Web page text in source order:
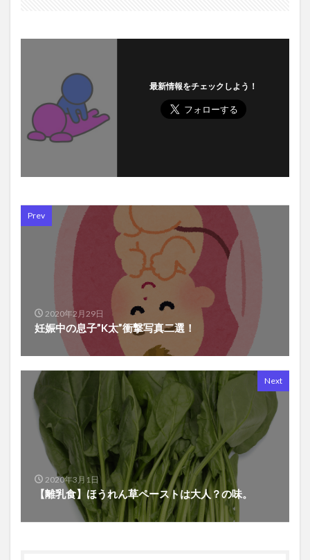
最新情報をチェックしよう！
Prev
2020年2月29日
妊娠中の息子”K太”衝撃写真二選！
Next
2020年3月1日
【離乳食】ほうれん草ペーストは大人？の味。